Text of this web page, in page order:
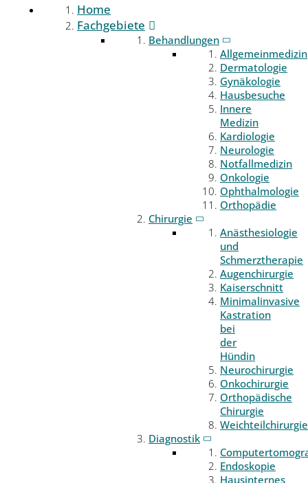
Home
Fachgebiete
Behandlungen
Allgemeinmedizin
Dermatologie
Gynäkologie
Hausbesuche
Innere
Medizin
Kardiologie
Neurologie
Notfallmedizin
Onkologie
Ophthalmologie
Orthopädie
Chirurgie
Anästhesiologie
und
Schmerztherapie
Augenchirurgie
Kaiserschnitt
Minimalinvasive
Kastration
bei
der
Hündin
Neurochirurgie
Onkochirurgie
Orthopädische
Chirurgie
Weichteilchirurgie
Diagnostik
Endoskopie
Hausinternes